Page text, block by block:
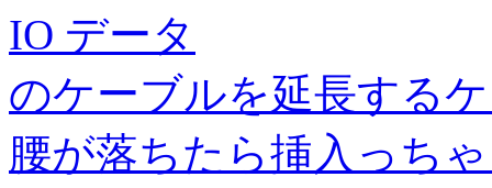
IO データ
のケーブルを延長する
腰が落ちたら挿入っち